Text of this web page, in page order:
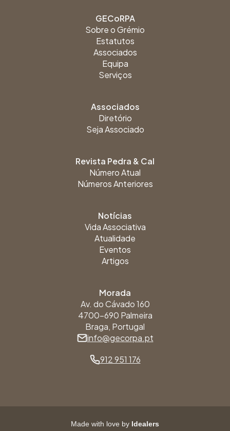
GECoRPA
Sobre o Grémio
Estatutos
Associados
Equipa
Serviços
Associados
Diretório
Seja Associado
Revista Pedra & Cal
Número Atual
Números Anteriores
Notícias
Vida Associativa
Atualidade
Eventos
Artigos
Morada
Av. do Cávado 160
4700-690 Palmeira
Braga, Portugal
info@gecorpa.pt
912 951 176
Made with love by Idealers